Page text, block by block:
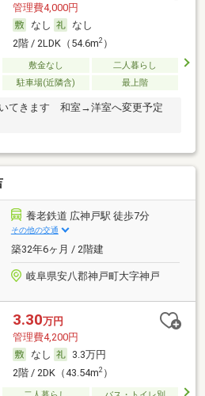
管理費4,000円
なし
なし
2階 / 2LDK（54.6m2）
敷金なし
二人暮らし
駐車場(近隣含) 最上階
てきます 和室→洋室へ変更予定
養老鉄道 広神戸駅 徒歩7分
その他の交通
築32年6ヶ月 / 2階建
岐阜県安八郡神戸町大字神戸
3.30万円
管理費4,200円
なし
3.3万円
2階 / 2DK（43.54m2）